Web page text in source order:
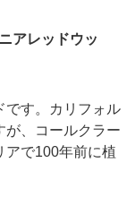
アレッドウッ
です。カリフォル
が、コールクラー
アで100年前に植